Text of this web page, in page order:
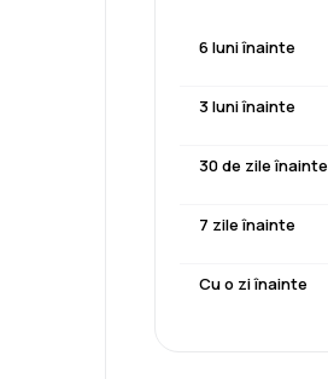
6 luni înainte
3 luni înainte
30 de zile înainte
7 zile înainte
Cu o zi înainte